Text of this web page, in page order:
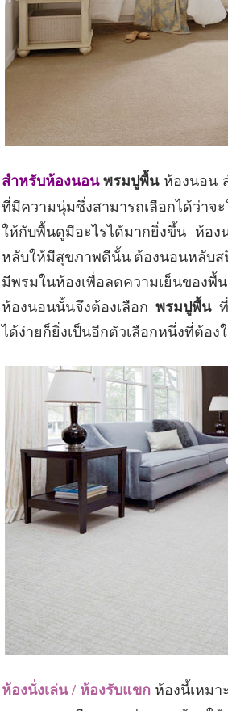
สำหรับห้องนอน พรมปูพื้นห้องนอน
ที่มีความนุ่มซึ่งสามารถเลือกได้ว่าจ
ให้กับพื้นดูมีอะไรได้มากยิ่งขึ้น ห้อง
หลับให้มีสุขภาพดีนั้น ต้องนอนหลับ
มีพรมในห้องเพื่อลดความเย็นของ
ห้องนอนนั้นจึงต้องเลือกพรมปูพื้นที่
ได้ง่ายก็ยิ่งเป็นอีกตัวเลือกหนึ่งที่ต้อง
ห้องนั่งเล่น / ห้องรับแขก ห้องนี้เหมา